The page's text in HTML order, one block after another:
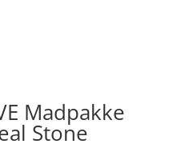
Madpakke
Stone